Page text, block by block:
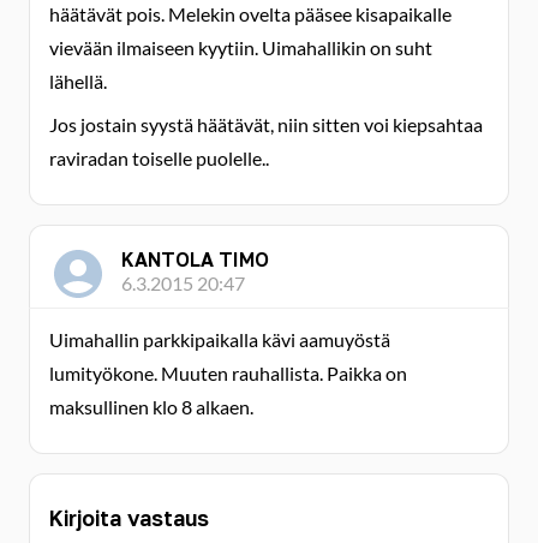
häätävät pois. Melekin ovelta pääsee kisapaikalle
vievään ilmaiseen kyytiin. Uimahallikin on suht
lähellä.
Jos jostain syystä häätävät, niin sitten voi kiepsahtaa
raviradan toiselle puolelle..
KANTOLA TIMO
6.3.2015 20:47
Uimahallin parkkipaikalla kävi aamuyöstä
lumityökone. Muuten rauhallista. Paikka on
maksullinen klo 8 alkaen.
Kirjoita vastaus